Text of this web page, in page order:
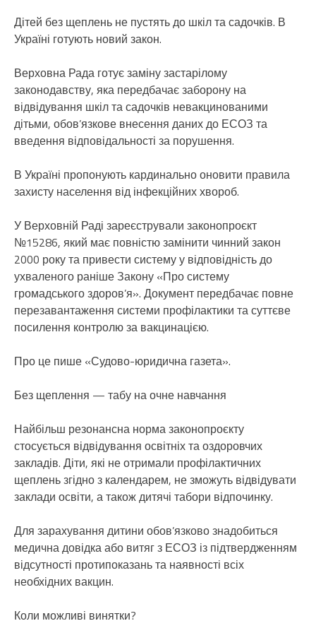
Дітей без щеплень не пустять до шкіл та садочків. В
Україні готують новий закон.
Верховна Рада готує заміну застарілому
законодавству, яка передбачає заборону на
відвідування шкіл та садочків невакцинованими
дітьми, обов’язкове внесення даних до ЕСОЗ та
введення відповідальності за порушення.
В Україні пропонують кардинально оновити правила
захисту населення від інфекційних хвороб.
У Верховній Раді зареєстрували законопроєкт
№15286, який має повністю замінити чинний закон
2000 року та привести систему у відповідність до
ухваленого раніше Закону «Про систему
громадського здоров’я». Документ передбачає повне
перезавантаження системи профілактики та суттєве
посилення контролю за вакцинацією.
Про це пише «Судово-юридична газета».
Без щеплення — табу на очне навчання
Найбільш резонансна норма законопроєкту
стосується відвідування освітніх та оздоровчих
закладів. Діти, які не отримали профілактичних
щеплень згідно з календарем, не зможуть відвідувати
заклади освіти, а також дитячі табори відпочинку.
Для зарахування дитини обов’язково знадобиться
медична довідка або витяг з ЕСОЗ із підтвердженням
відсутності протипоказань та наявності всіх
необхідних вакцин.
Коли можливі винятки?